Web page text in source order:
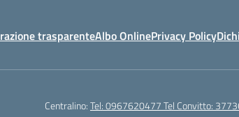
trasparenteAlbo OnlinePrivacy Policy
Centralino:Tel: 0967620477 Tel Convitto: